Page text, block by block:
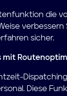
die
sicher.
mit
Diese